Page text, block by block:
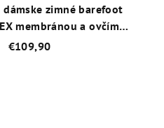
dámske zimné barefoot
membránou a ovčím
– Čierna
€109,90